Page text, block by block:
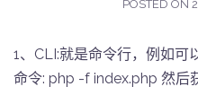
POSTED ON
1、CLI:就是命令行，例如可
命令: php -f index.php 然后